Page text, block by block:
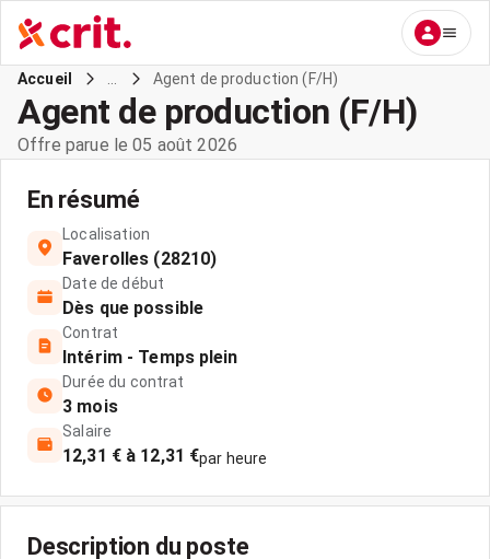
Accueil Agent de production (F/H)
Agent de production (F/H)
Offre parue le 05 août 2026
En résumé
Localisation
Faverolles (28210)
Date de début
Dès que possible
Contrat
Intérim - Temps plein
Durée du contrat
3 mois
Salaire
12,31 € à 12,31 €par heure
Description du poste